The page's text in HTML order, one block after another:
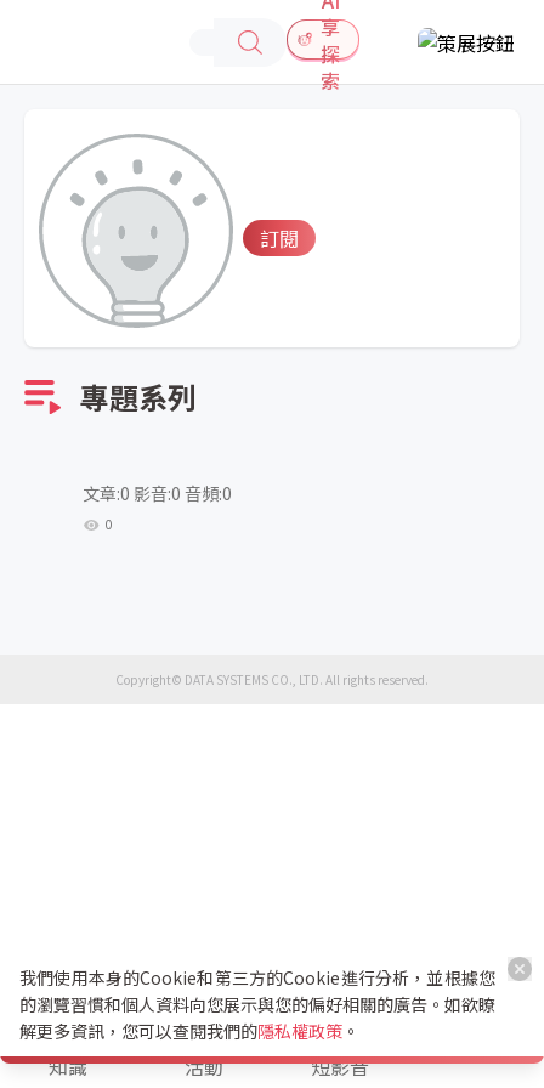
享
探
索
訂閱
專題系列
文章:0 影音:0 音頻:0
0
Copyright© DATA SYSTEMS CO., LTD. All rights reserved.
知識 活動 短影音
K幣兌換
我們使用本身的Cookie和第三方的Cookie進行分析，並根據您
的瀏覽習慣和個人資料向您展示與您的偏好相關的廣告。如欲瞭
解更多資訊，您可以查閱我們的隱私權政策 。